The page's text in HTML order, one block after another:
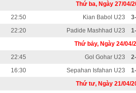
Thứ ba, Ngày 27/04/
22:50
Kian Babol U23
22:20
Padide Mashhad U23
Thứ bảy, Ngày 24/04/
22:45
Gol Gohar U23
16:30
Sepahan Isfahan U23
Thứ tư, Ngày 21/04/